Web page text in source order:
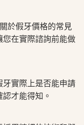
於假牙價格的常見
您在實際諮詢前能做
牙實際上是否能申請
才能得知。